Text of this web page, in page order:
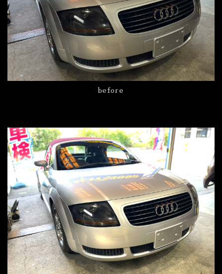
before